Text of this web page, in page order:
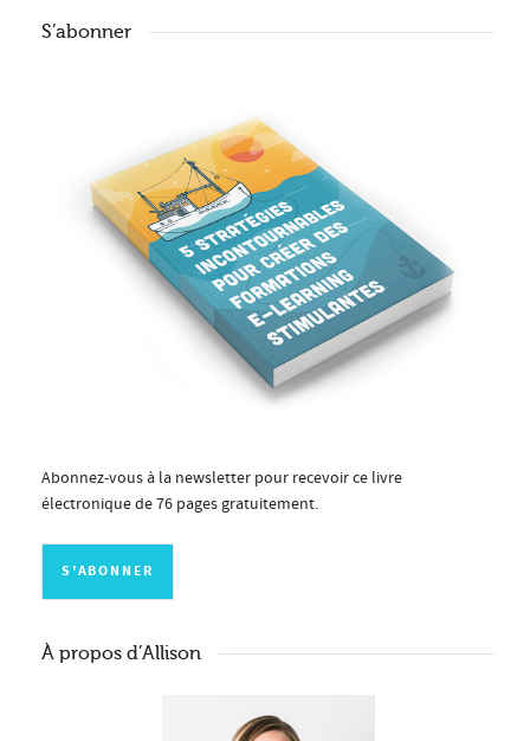
S’abonner
Abonnez-vous à la newsletter pour recevoir ce livre
électronique de 76 pages gratuitement.
À propos d’Allison